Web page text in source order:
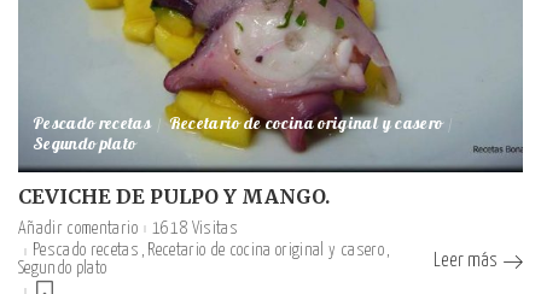
Pescado recetas Recetario de cocina original y casero
Segundo plato
CEVICHE DE PULPO Y MANGO.
Añadir comentario
1618 Visitas
Pescado recetas
Recetario de cocina original y casero
Segundo plato
Leer más